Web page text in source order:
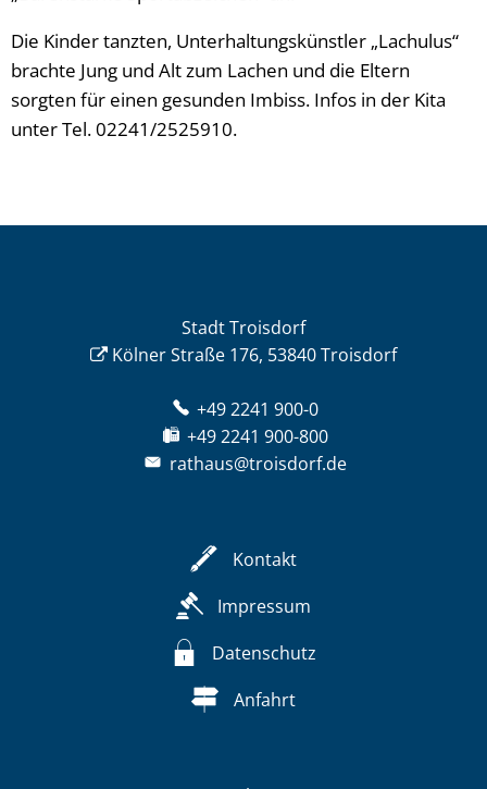
Die Kinder tanzten, Unterhaltungskünstler „Lachulus“
brachte Jung und Alt zum Lachen und die Eltern
sorgten für einen gesunden Imbiss. Infos in der Kita
unter Tel. 02241/2525910.
Stadt Troisdorf
Kölner Straße 176, 53840 Troisdorf
+49 2241 900-0
+49 2241 900-800
rathaus@troisdorf.de
Kontakt
Impressum
Datenschutz
Anfahrt